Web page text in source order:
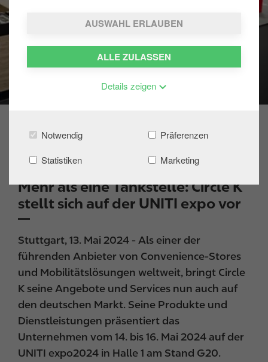
AUSWAHL ERLAUBEN
ALLE ZULASSEN
Details zeigen
Notwendig
Präferenzen
Statistiken
Marketing
13/05/2024News
Mehr als eine Tankstelle: Circle K
stellt sich auf der UNITI expo vor
Stuttgart, 13. Mai 2024 - Als einer der
führenden Anbieter von Convenience-Stores
und Mobilitätslösungen weltweit, bringt Circle
K seine Angebote und Services nun auch auf
den deutschen Markt. Seine Produkte und
Dienstleistungen präsentiert das
Unternehmen vom 14. bis 16. Mai 2024 auf der
UNITI expo2024 in Halle 1 am Stand G20.